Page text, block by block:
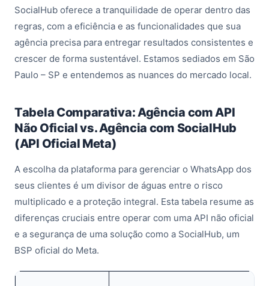
SocialHub oferece a tranquilidade de operar dentro das
regras, com a eficiência e as funcionalidades que sua
agência precisa para entregar resultados consistentes e
crescer de forma sustentável. Estamos sediados em São
Paulo – SP e entendemos as nuances do mercado local.
Tabela Comparativa: Agência com API
Não Oficial vs. Agência com SocialHub
(API Oficial Meta)
A escolha da plataforma para gerenciar o WhatsApp dos
seus clientes é um divisor de águas entre o risco
multiplicado e a proteção integral. Esta tabela resume as
diferenças cruciais entre operar com uma API não oficial
e a segurança de uma solução como a SocialHub, um
BSP oficial do Meta.